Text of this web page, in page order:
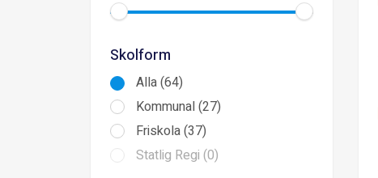
Skolform
Alla (64)
Kommunal (27)
Friskola (37)
Statlig Regi (0)